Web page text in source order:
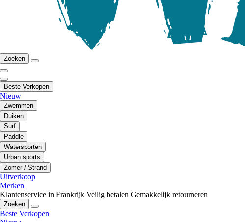
Zoeken
Beste Verkopen
Nieuw
Zwemmen
Duiken
Surf
Paddle
Watersporten
Urban sports
Zomer / Strand
Uitverkoop
Merken
Klantenservice in Frankrijk Veilig betalen Gemakkelijk retourneren
Zoeken
Beste Verkopen